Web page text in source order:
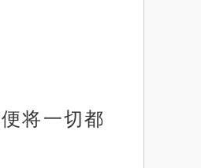
将一切都